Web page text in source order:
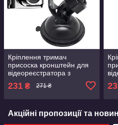
Кріплення тримач
присоска кронштейн для
відеореєстратора з
тонкою різьбою гвинтом
діаметр різьби 4 мм
231 ₴ 271 ₴
Акційні пропозиції та